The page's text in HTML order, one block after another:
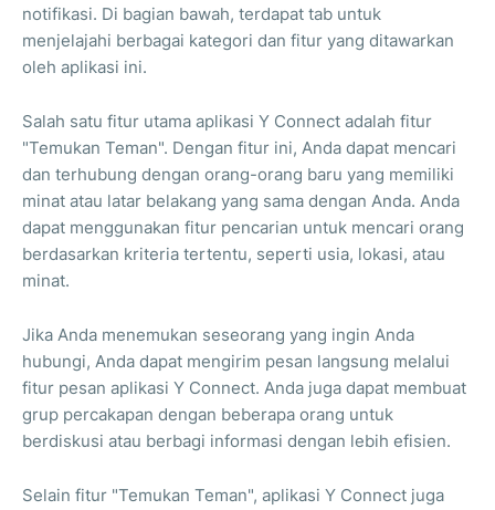
notifikasi. Di bagian bawah, terdapat tab untuk
menjelajahi berbagai kategori dan fitur yang ditawarkan
oleh aplikasi ini.
Salah satu fitur utama aplikasi Y Connect adalah fitur
"Temukan Teman". Dengan fitur ini, Anda dapat mencari
dan terhubung dengan orang-orang baru yang memiliki
minat atau latar belakang yang sama dengan Anda. Anda
dapat menggunakan fitur pencarian untuk mencari orang
berdasarkan kriteria tertentu, seperti usia, lokasi, atau
minat.
Jika Anda menemukan seseorang yang ingin Anda
hubungi, Anda dapat mengirim pesan langsung melalui
fitur pesan aplikasi Y Connect. Anda juga dapat membuat
grup percakapan dengan beberapa orang untuk
berdiskusi atau berbagi informasi dengan lebih efisien.
Selain fitur "Temukan Teman", aplikasi Y Connect juga